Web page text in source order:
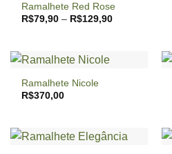
Ramalhete Red Rose
R$79,90 – R$129,90Price
Ramalhete Nicole
R$370,00